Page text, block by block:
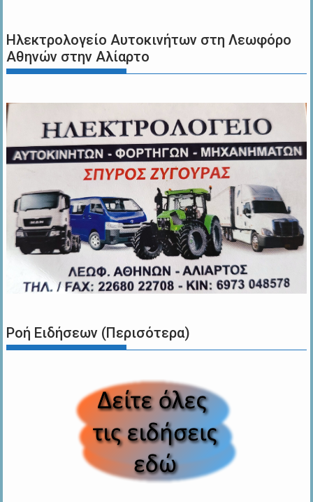
Ηλεκτρολογείο Αυτοκινήτων στη Λεωφόρο
Αθηνών στην Αλίαρτο
Ροή Ειδήσεων (Περισότερα)